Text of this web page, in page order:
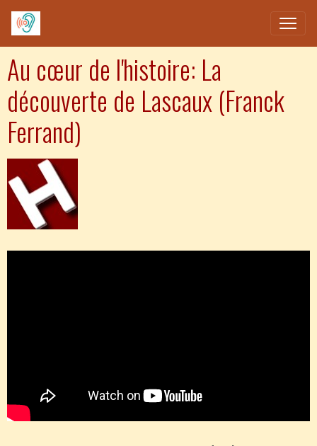
Au cœur de l'histoire: La
découverte de Lascaux (Franck
Ferrand)